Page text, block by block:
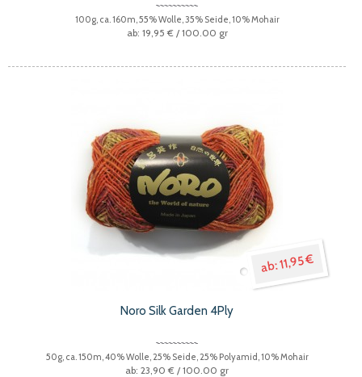
100g, ca. 160m, 55% Wolle, 35% Seide, 10% Mohair
19,95 € / 100.00 gr
11,95 €
Noro Silk Garden 4Ply
50g, ca. 150m, 40% Wolle, 25% Seide, 25% Polyamid, 10% Mohair
23,90 € / 100.00 gr